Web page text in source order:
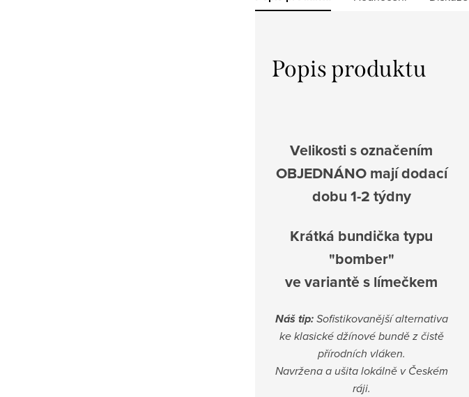
Popis produktu
Velikosti s označením
OBJEDNÁNO mají dodací
dobu 1-2 týdny
Krátká bundička typu
"bomber"
ve variantě s límečkem
Náš tip:Sofistikovanější alternativa
ke klasické džínové bundě z čistě
přírodních vláken.
Navržena a ušita lokálně v Českém
ráji.